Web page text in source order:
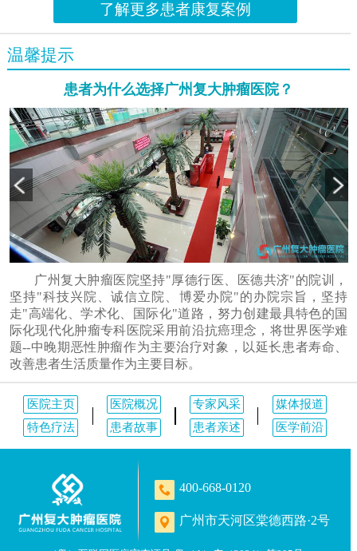
了解更多患者康复案例
温馨提示
患者为什么选择广州复大肿瘤医院？
广州复大肿瘤医院坚持"厚德行医、医德共济"的院训，
坚持"科技兴院、诚信立院、博爱办院"的办院宗旨，坚持
走"高端化、学术化、国际化"道路，努力创建最具特色的国
际化现代化肿瘤专科医院采用前沿抗癌理念，将世界医学难
题--中晚期恶性肿瘤作为主要治疗对象，以延长患者寿命、
改善患者生活质量作为主要目标。
医院主页 医院概况 专家风采
媒体报道
特色疗法
患者故事 患者亲述 医学前沿
400-668-0120
广州市天河区棠德西路·2号